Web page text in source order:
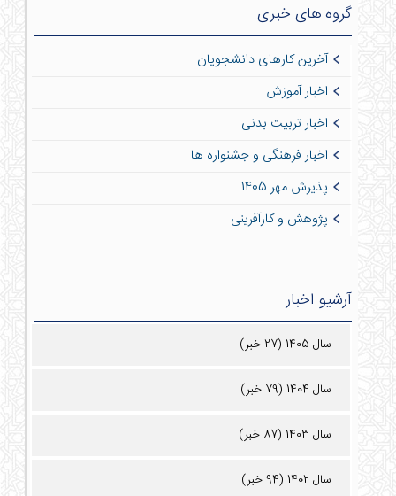
گروه های خبری
آخرین کارهای دانشجویان
اخبار آموزش
اخبار تربیت بدنی
اخبار فرهنگی و جشنواره ها
پذیرش مهر 1405
پژوهش و کارآفرینی
آرشیو اخبار
سال 1405 (27 خبر)
سال 1404 (79 خبر)
سال 1403 (87 خبر)
سال 1402 (94 خبر)